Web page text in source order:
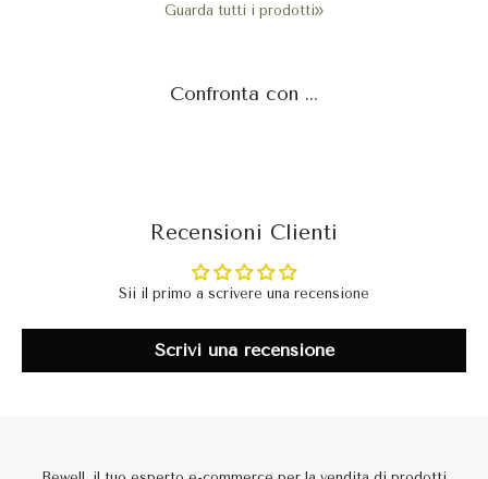
Guarda tutti i prodotti
Confronta con ...
Recensioni Clienti
Sii il primo a scrivere una recensione
Scrivi una recensione